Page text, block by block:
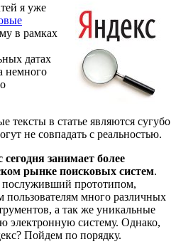
я уже
в рамках
датах
немного
тексты в статье являются сугубо
не совпадать с реальностью.
занимает более
рынке поисковых систем.
послуживший прототипом,
пользователям много различных
а так же уникальные
электронную систему. Однако,
Пойдем по порядку.